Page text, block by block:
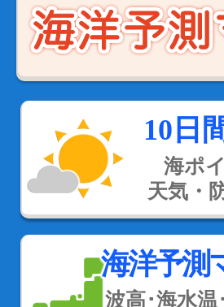
10日
海ポ
天気・
海洋予測
波高･海水温